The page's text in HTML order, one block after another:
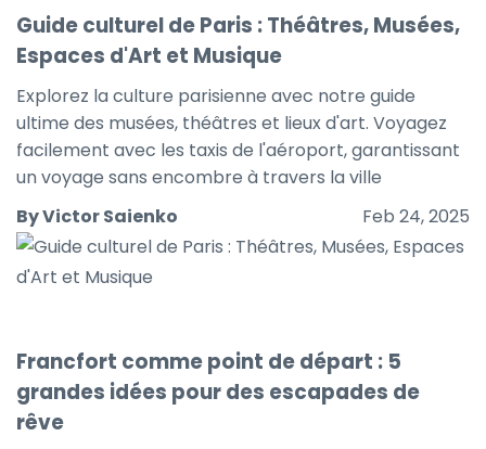
Guide culturel de Paris : Théâtres, Musées,
Espaces d'Art et Musique
Explorez la culture parisienne avec notre guide
ultime des musées, théâtres et lieux d'art. Voyagez
facilement avec les taxis de l'aéroport, garantissant
un voyage sans encombre à travers la ville
By Victor Saienko
Feb 24, 2025
Francfort comme point de départ : 5
grandes idées pour des escapades de
rêve